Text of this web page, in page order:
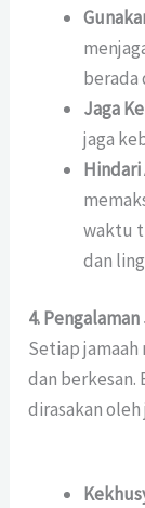
berada
Jaga
jaga
waktu
dan
4.
Setiap
dan berkesan.
dirasakan oleh